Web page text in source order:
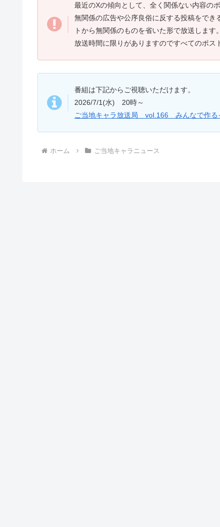
最近のXの傾向として、全く関係ない内容の
無関係の広告や公序良俗に反する投稿をで
トから無関係のものを省いた形で放送します。
放送時間に限りがありますのですべてのポス
番組は下記からご視聴いただけます。
2026/7/1(水) 20時～
ご当地キャラ放送局 vol.166 みんなで作る
ホーム ご当地キャラニュース